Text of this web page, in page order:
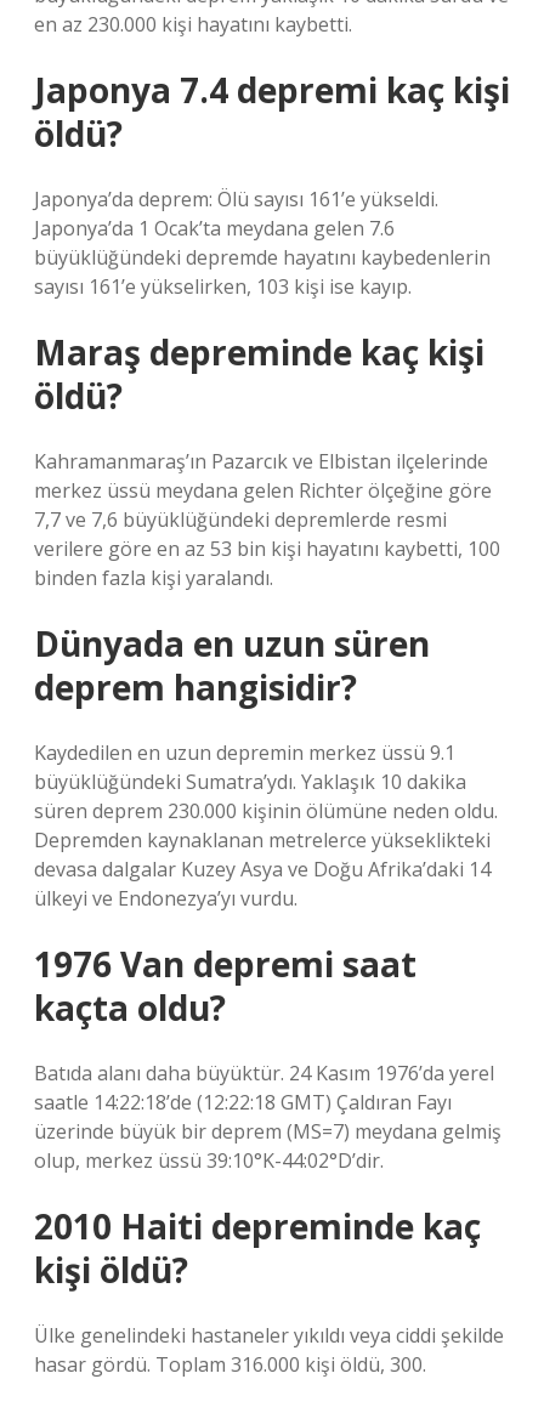
en az 230.000 kişi hayatını kaybetti.
Japonya 7.4 depremi kaç kişi
öldü?
Japonya’da deprem: Ölü sayısı 161’e yükseldi.
Japonya’da 1 Ocak’ta meydana gelen 7.6
büyüklüğündeki depremde hayatını kaybedenlerin
sayısı 161’e yükselirken, 103 kişi ise kayıp.
Maraş depreminde kaç kişi
öldü?
Kahramanmaraş’ın Pazarcık ve Elbistan ilçelerinde
merkez üssü meydana gelen Richter ölçeğine göre
7,7 ve 7,6 büyüklüğündeki depremlerde resmi
verilere göre en az 53 bin kişi hayatını kaybetti, 100
binden fazla kişi yaralandı.
Dünyada en uzun süren
deprem hangisidir?
Kaydedilen en uzun depremin merkez üssü 9.1
büyüklüğündeki Sumatra’ydı. Yaklaşık 10 dakika
süren deprem 230.000 kişinin ölümüne neden oldu.
Depremden kaynaklanan metrelerce yükseklikteki
devasa dalgalar Kuzey Asya ve Doğu Afrika’daki 14
ülkeyi ve Endonezya’yı vurdu.
1976 Van depremi saat
kaçta oldu?
Batıda alanı daha büyüktür. 24 Kasım 1976’da yerel
saatle 14:22:18’de (12:22:18 GMT) Çaldıran Fayı
üzerinde büyük bir deprem (MS=7) meydana gelmiş
olup, merkez üssü 39:10°K-44:02°D’dir.
2010 Haiti depreminde kaç
kişi öldü?
Ülke genelindeki hastaneler yıkıldı veya ciddi şekilde
hasar gördü. Toplam 316.000 kişi öldü, 300.